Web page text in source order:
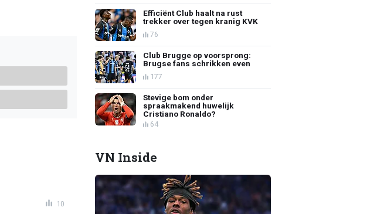
10
Efficiënt Club haalt na rust
trekker over tegen kranig KVK
76
Club Brugge op voorsprong:
Brugse fans schrikken even
177
Stevige bom onder
spraakmakend huwelijk
Cristiano Ronaldo?
64
VN Inside